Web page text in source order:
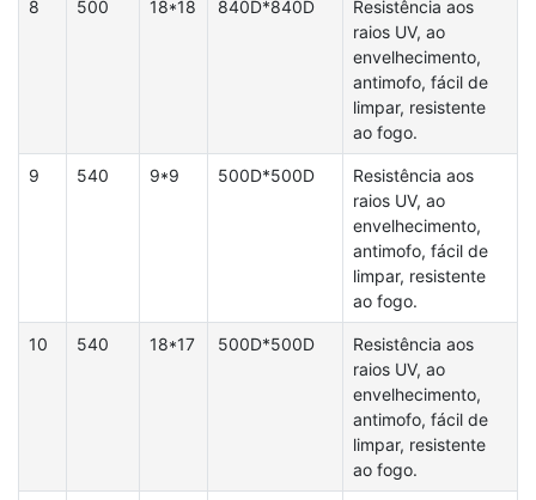
8 500 18*18 840D*840D
Resistência aos
raios UV, ao
envelhecimento,
antimofo, fácil de
limpar, resistente
ao fogo.
9 540 9*9 500D*500D
Resistência aos
raios UV, ao
envelhecimento,
antimofo, fácil de
limpar, resistente
ao fogo.
10 540 18*17 500D*500D
Resistência aos
raios UV, ao
envelhecimento,
antimofo, fácil de
limpar, resistente
ao fogo.